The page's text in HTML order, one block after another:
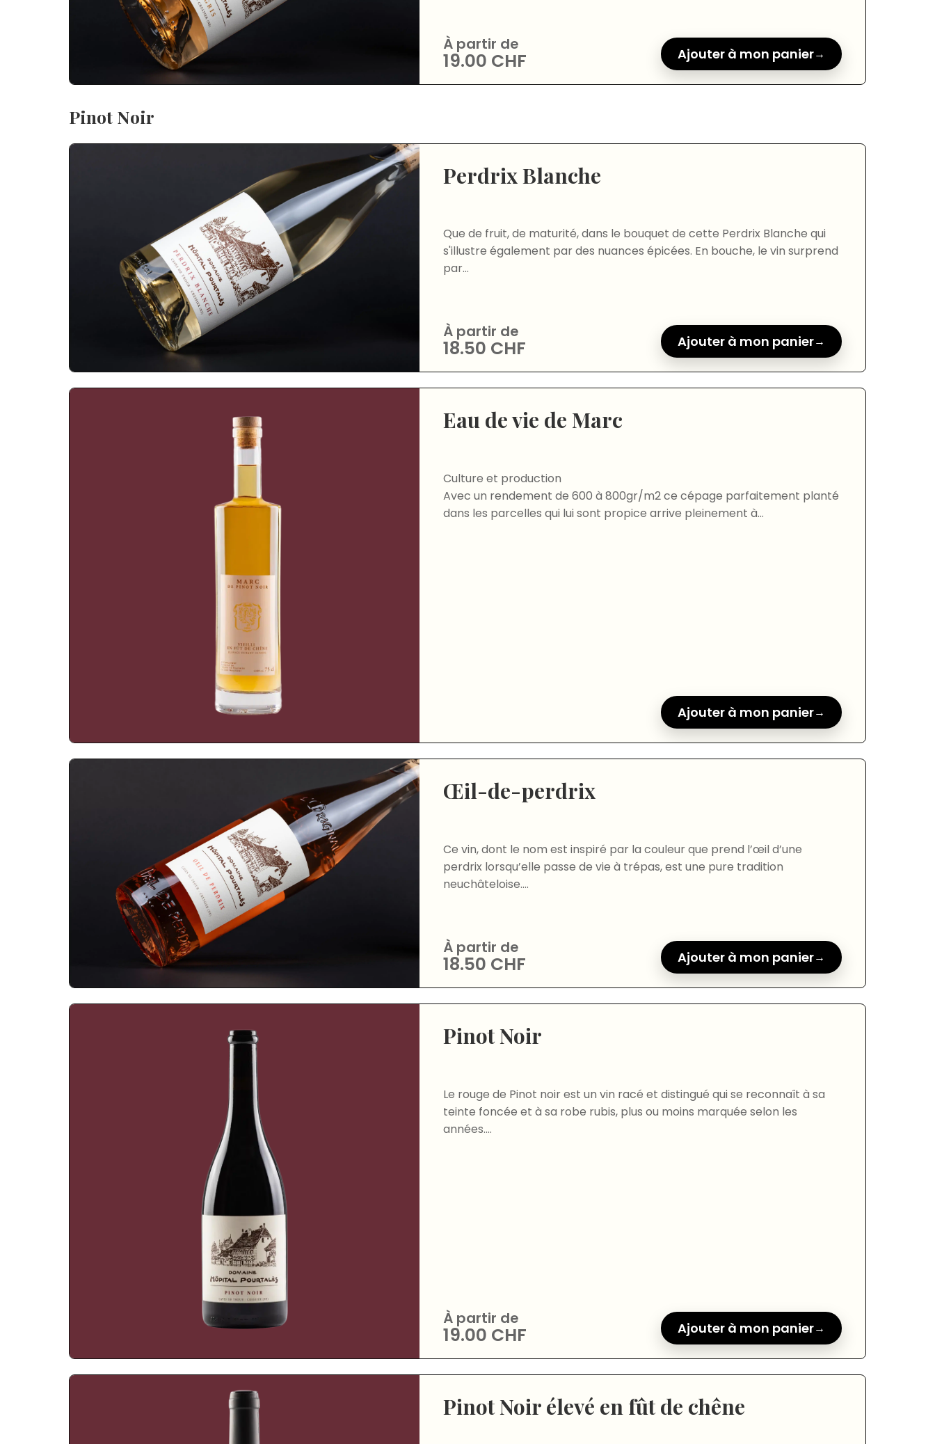
À partir de
19.00 CHF Ajouter à mon panier
Pinot Noir
Perdrix Blanche
Que de fruit, de maturité, dans le bouquet de cette Perdrix Blanche qui
s'illustre également par des nuances épicées. En bouche, le vin surprend
par...
À partir de
18.50 CHF Ajouter à mon panier
Eau de vie de Marc
Culture et production
Avec un rendement de 600 à 800gr/m2 ce cépage parfaitement planté
dans les parcelles qui lui sont propice arrive pleinement à...
Ajouter à mon panier
Œil-de-perdrix
Ce vin, dont le nom est inspiré par la couleur que prend l’œil d’une
perdrix lorsqu’elle passe de vie à trépas, est une pure tradition
neuchâteloise....
À partir de
18.50 CHF Ajouter à mon panier
Pinot Noir
Le rouge de Pinot noir est un vin racé et distingué qui se reconnaît à sa
teinte foncée et à sa robe rubis, plus ou moins marquée selon les
années....
À partir de
19.00 CHF Ajouter à mon panier
Pinot Noir élevé en fût de chêne